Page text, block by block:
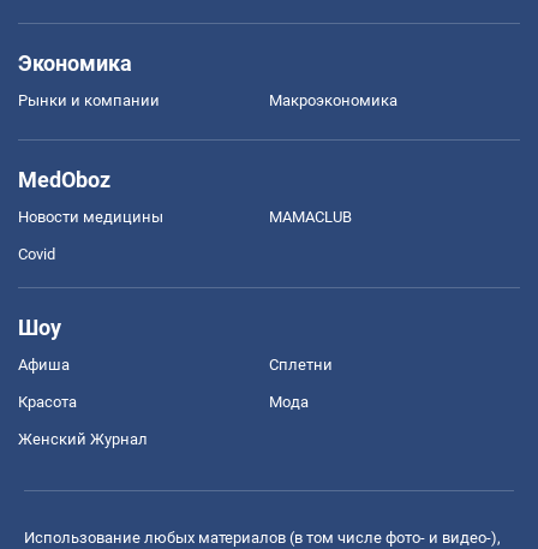
Экономика
Рынки и компании Mакроэкономика
MedOboz
Новости медицины MAMACLUB
Covid
Шоу
Афиша Сплетни
Красота Мода
Женский Журнал
Использование любых материалов (в том числе фото- и видео-),